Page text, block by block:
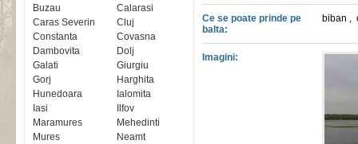
Buzau
Calarasi
Caras Severin
Cluj
Constanta
Covasna
Dambovita
Dolj
Galati
Giurgiu
Gorj
Harghita
Hunedoara
Ialomita
Iasi
Ilfov
Maramures
Mehedinti
Mures
Neamt
Ce se poate prinde pe
balta:
biban ,
Imagini: